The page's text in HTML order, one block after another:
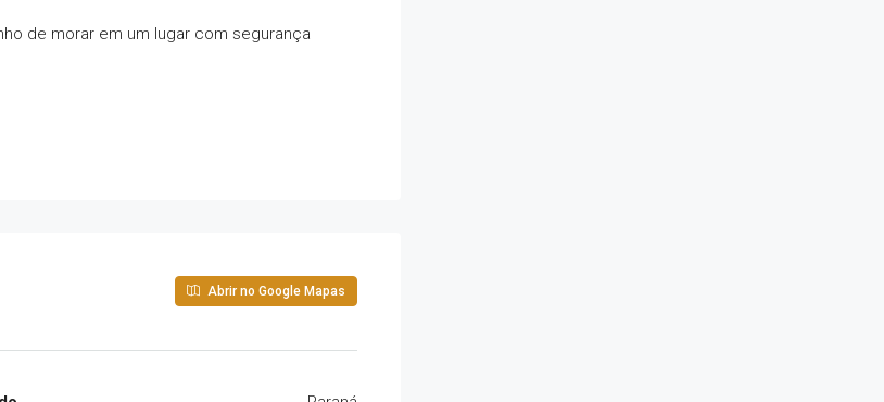
de morar em um lugar com segurança
Abrir no Google Mapas